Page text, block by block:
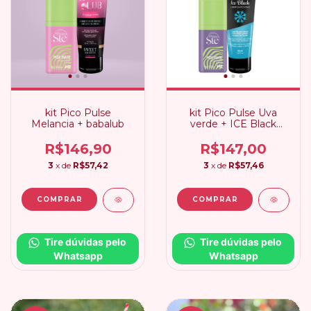
kit Pico Pulse
Melancia + babalub
R$146,90
3 x de R$57,42
Tire dúvidas pelo
Whatsapp
kit Pico Pulse Uva
verde + ICE Black
R$147,00
3 x de R$57,46
Tire dúvidas pelo
Whatsapp